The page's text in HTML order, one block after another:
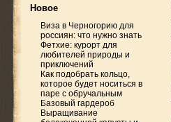
Новое
Виза в Черногорию для
россиян: что нужно знать
Фетхие: курорт для
любителей природы и
приключений
Как подобрать кольцо,
которое будет носиться в
паре с обручальным
Базовый гардероб
Выращивание